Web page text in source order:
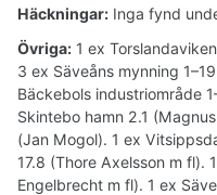
Häckningar: Inga fynd
Övriga: 1 ex
3 ex Säveåns mynning
Bäckebols industriområde
Skintebo hamn 2.1
(Jan Mogol). 1 ex
17.8 (Thore Axelsson m fl).
Engelbrecht m fl). 1 ex